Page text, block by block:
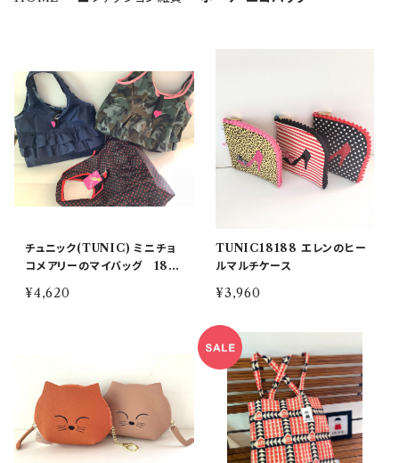
チュニック(TUNIC) ミニチョ
コメアリーのマイバッグ 1813
2 A:C:D カラー
¥4,620
TUNIC18188 エレンのヒー
ルマルチケース
¥3,960